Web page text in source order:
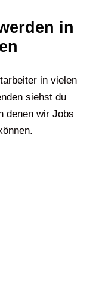
in
in vielen
siehst du
denen wir Jobs